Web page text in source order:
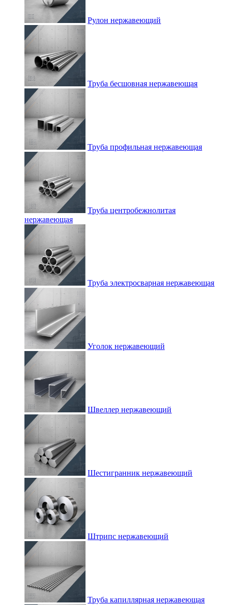
Рулон нержавеющий
Труба бесшовная нержавеющая
Труба профильная нержавеющая
Труба центробежнолитая
нержавеющая
Труба электросварная нержавеющая
Уголок нержавеющий
Швеллер нержавеющий
Шестигранник нержавеющий
Штрипс нержавеющий
Труба капиллярная нержавеющая